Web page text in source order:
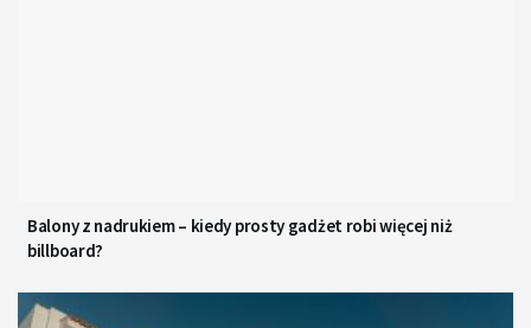
Balony z nadrukiem – kiedy prosty gadżet robi więcej niż
billboard?